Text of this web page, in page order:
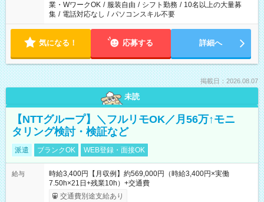
業・WワークOK / 服装自由 / シフト勤務 / 10名以上の大量募
集 / 電話対応なし / パソコンスキル不要
気になる！ 応募する 詳細へ
掲載日：2026.08.07
未読
【NTTグループ】＼フルリモOK／月56万↑モニ
タリング検討・検証など
派遣 ブランクOK WEB登録・面接OK
給与
時給3,400円【月収例】約569,000円（時給3,400円×実働
7.50h×21日+残業10h）+交通費
交通費別途支給あり